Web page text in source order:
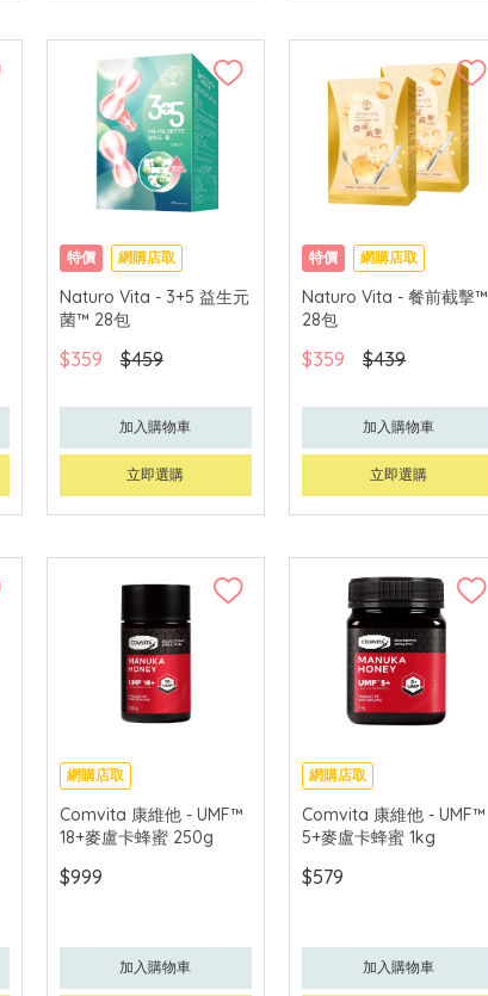
特價 網購店取
Naturo Vita - 3+5 益生元
菌™ 28包
$359 $459
加入購物車
立即選購
特價 網購店取
Naturo Vita - 餐前截擊™
28包
$359 $439
加入購物車
立即選購
網購店取
Comvita 康維他 - UMF™
18+麥盧卡蜂蜜 250g
$999
加入購物車
網購店取
Comvita 康維他 - UMF™
5+麥盧卡蜂蜜 1kg
$579
加入購物車